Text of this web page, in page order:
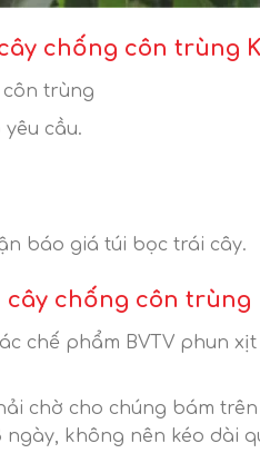
chống côn trùng
côn trùng
cầu.
báo giá túi bọc trái cây.
chống côn trùng
chế phẩm BVTV phun
chờ cho chúng bám
không nên kéo dài